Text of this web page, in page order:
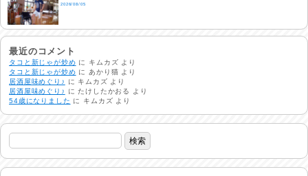
2026/08/05
酷暑日
2026/08/04
明日で一週間
2026/08/03
熱中症注意
2026/08/02
非常時には…
最近のコメント
タコと新じゃが炒め に キムカズ より
タコと新じゃが炒め に あかり猫 より
居酒屋味めぐり♪
に キムカズ より
居酒屋味めぐり♪
にたけしたかおる
より
54歳になりました に キムカズ より